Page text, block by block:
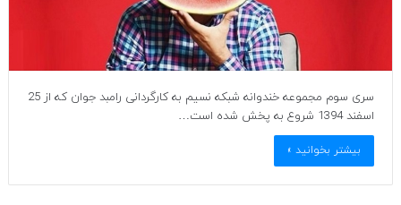
سری سوم مجموعه خندوانه شبکه نسیم به کارگردانی رامبد جوان که از 25
اسفند 1394 شروع به پخش شده است…
بیشتر بخوانید »